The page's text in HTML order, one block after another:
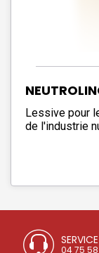
Lessive pour
de l'industrie
04 75 58